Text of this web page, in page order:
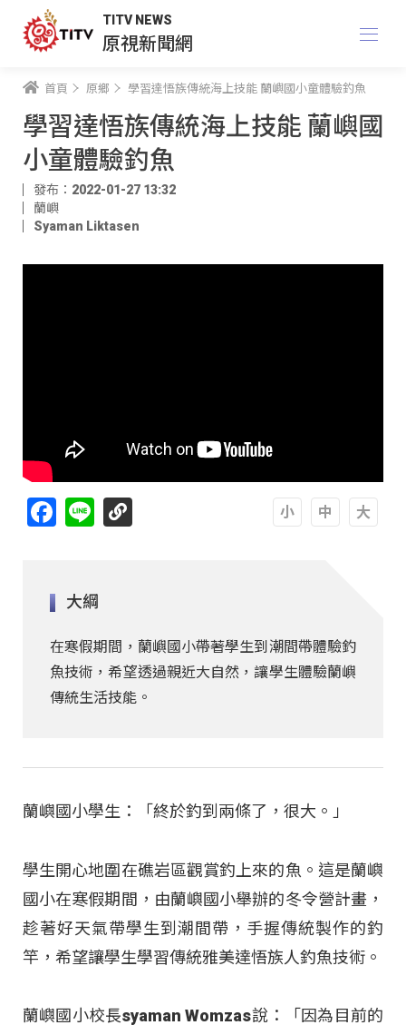
TITV NEWS
原視新聞網
首頁 原鄉 學習達悟族傳統海上技能 蘭嶼國小童體驗釣魚
學習達悟族傳統海上技能 蘭嶼國
小童體驗釣魚
發布：2022-01-27 13:32
蘭嶼
Syaman Liktasen
Facebook
Line
大綱
在寒假期間，蘭嶼國小帶著學生到潮間帶體驗釣
魚技術，希望透過親近大自然，讓學生體驗蘭嶼
傳統生活技能。
蘭嶼國小學生：「終於釣到兩條了，很大。」
學生開心地圍在礁岩區觀賞釣上來的魚。這是蘭嶼
國小在寒假期間，由蘭嶼國小舉辦的冬令營計畫，
趁著好天氣帶學生到潮間帶，手握傳統製作的釣
竿，希望讓學生學習傳統雅美達悟族人釣魚技術。
蘭嶼國小校長syaman Womzas說：「因為目前的